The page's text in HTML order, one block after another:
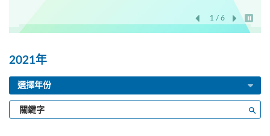
1 / 6
開始/
2021年
選擇年份
輸
入